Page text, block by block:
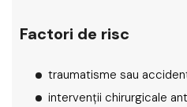
Factori de risc
traumatisme sau
intervenții chirurgicale